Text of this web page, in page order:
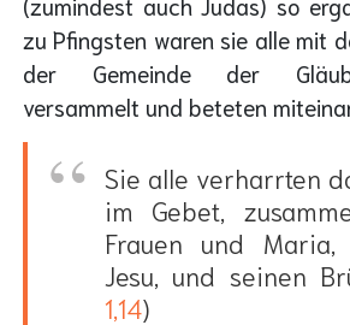
zu Pfingsten waren sie alle mit
der Gemeinde der
versammelt und beteten
Sie alle verharrten
im Gebet,
Frauen und
Jesu, und seinen
1,14)